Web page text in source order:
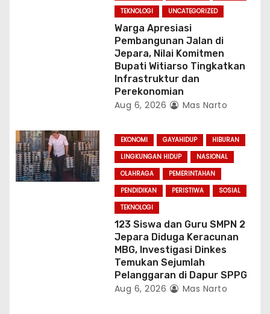
TEKNOLOGI
UNCATEGORIZED
Warga Apresiasi
Pembangunan Jalan di
Jepara, Nilai Komitmen
Bupati Witiarso Tingkatkan
Infrastruktur dan
Perekonomian
Aug 6, 2026 Mas Narto
EKONOMI GAYAHIDUP
HIBURAN
LINGKUNGAN HIDUP
NASIONAL
OLAHRAGA
PEMERINTAHAN
PENDIDIKAN
PERISTIWA
SOSIAL
TEKNOLOGI
123 Siswa dan Guru SMPN 2
Jepara Diduga Keracunan
MBG, Investigasi Dinkes
Temukan Sejumlah
Pelanggaran di Dapur SPPG
Aug 6, 2026 Mas Narto